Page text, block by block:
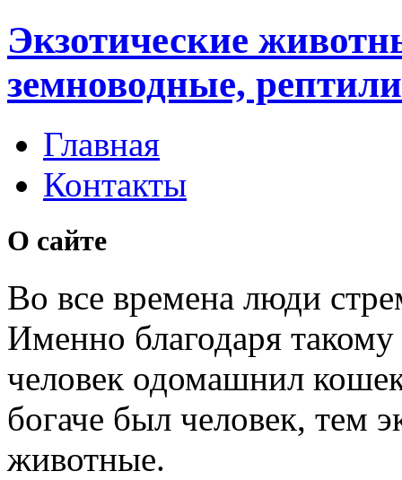
Экзотические
земноводные,
Главная
Контакты
О сайте
Во все времена люди
Именно благодаря
человек одомашнил
богаче был человек, тем
животные.